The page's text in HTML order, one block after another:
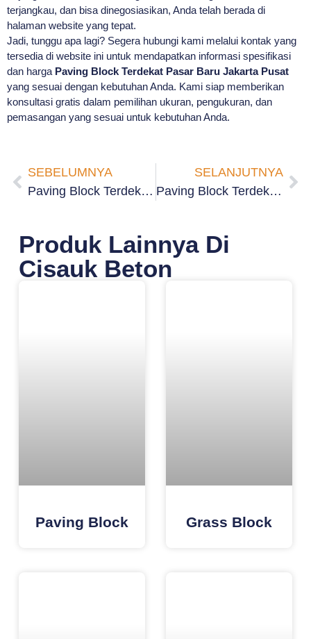
terjangkau, dan bisa dinegosiasikan, Anda telah berada di
halaman website yang tepat.
Jadi, tunggu apa lagi? Segera hubungi kami melalui kontak yang
tersedia di website ini untuk mendapatkan informasi spesifikasi
dan harga Paving Block Terdekat Pasar Baru Jakarta Pusat
yang sesuai dengan kebutuhan Anda. Kami siap memberikan
konsultasi gratis dalam pemilihan ukuran, pengukuran, dan
pemasangan yang sesuai untuk kebutuhan Anda.
SEBELUMNYA
Paving Block Terdekat Mangga Dua Selatan Jakarta Pusat
SELANJUTNYA
Paving Block Terdekat Senen Jakarta Pusat
Produk Lainnya Di
Cisauk Beton
Paving Block Grass Block